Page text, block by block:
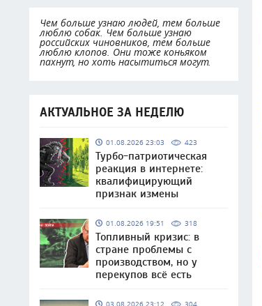
Чем больше узнаю людей, тем больше
люблю собак. Чем больше узнаю
российских чиновников, тем больше
люблю клопов. Они тоже коньяком
пахнут, но хоть насытиться могут.
АКТУАЛЬНОЕ ЗА НЕДЕЛЮ
01.08.2026 23:03 423
Турбо-патриотическая
реакция в интернете:
квалифицирующий
признак измены
01.08.2026 19:51 318
Топливный кризис: в
стране проблемы с
производством, но у
перекупов всё есть